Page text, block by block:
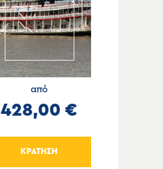
από
428,00 €
ΚΡΑΤΗΣΗ